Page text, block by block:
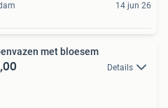
14 jun 26
met bloesem
Details